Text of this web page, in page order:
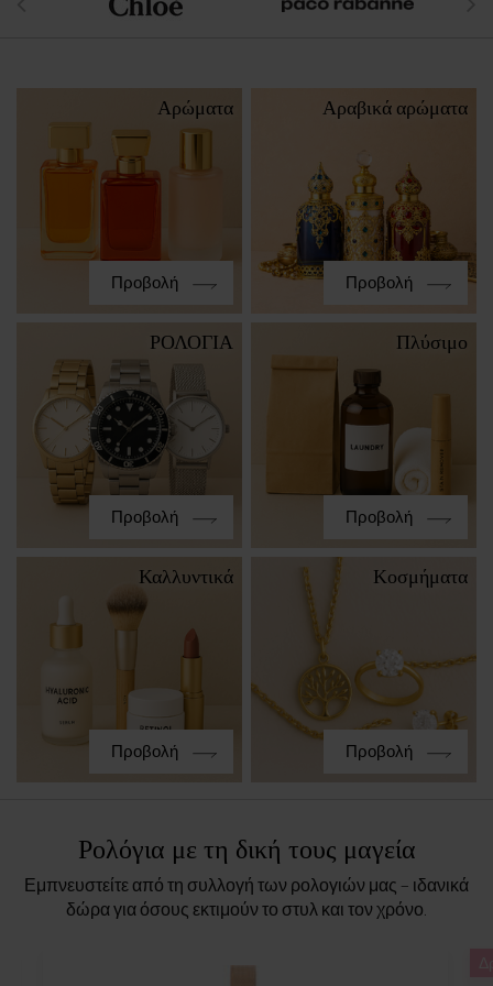
Αρώματα
Προβολή
Αραβικά αρώματα
Προβολή
ΡΟΛΟΓΙΑ
Προβολή
Πλύσιμο
Προβολή
Καλλυντικά
Προβολή
Κοσμήματα
Προβολή
Ρολόγια με τη δική τους μαγεία
Εμπνευστείτε από τη συλλογή των ρολογιών μας – ιδανικά
δώρα για όσους εκτιμούν το στυλ και τον χρόνο.